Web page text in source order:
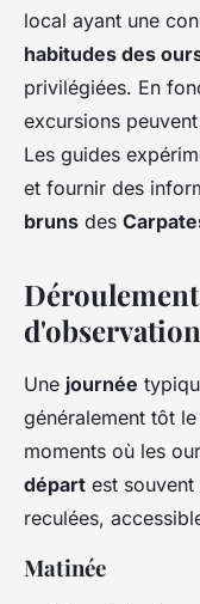
local ayant une
habitudes des
privilégiées. En
excursions
Les guides
et fournir des
bruns des
d'observation
Une journée
généralement tôt
moments où les
départ est
reculées,
Matinée